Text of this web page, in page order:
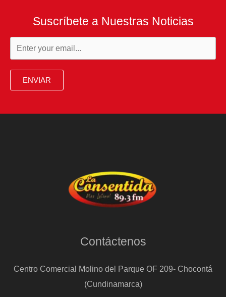
Suscríbete a Nuestras Noticias
ENVIAR
Contáctenos
Centro Comercial Molino del Parque OF 209- Chocontá
(Cundinamarca)